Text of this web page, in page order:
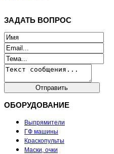
ЗАДАТЬ ВОПРОС
ОБОРУДОВАНИЕ
Выпрямители
ГФ машины
Краскопульты
Маски, очки